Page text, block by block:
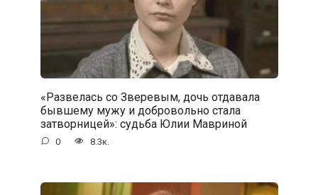
«Развелась со Зверевым, дочь отдавала
бывшему мужу и добровольно стала
затворницей»: судьба Юлии Мавриной
0 8.3к.